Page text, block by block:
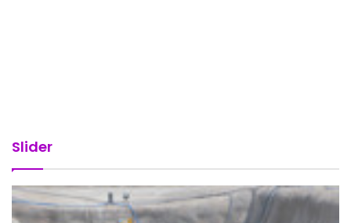
Slider